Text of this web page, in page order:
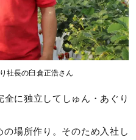
社長の臼倉正浩さん
に独立してしゅん・あぐり
場所作り。そのため入社し